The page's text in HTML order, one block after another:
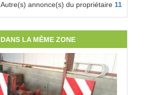
Autre(s) annonce(s) du propriétaire 11
DANS LA MÊME ZONE